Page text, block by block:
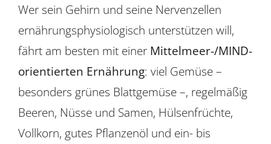
Wer sein Gehirn und seine Nervenzellen
ernährungsphysiologisch unterstützen will,
fährt am besten mit einer Mittelmeer-/MIND-
orientierten Ernährung: viel Gemüse –
besonders grünes Blattgemüse –, regelmäßig
Beeren, Nüsse und Samen, Hülsenfrüchte,
Vollkorn, gutes Pflanzenöl und ein- bis